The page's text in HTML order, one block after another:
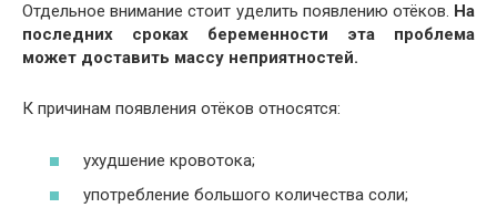
Отдельное внимание стоит уделить появлению отёков. На
последних сроках беременности эта проблема
может доставить массу неприятностей.
К причинам появления отёков относятся:
ухудшение кровотока;
употребление большого количества соли;